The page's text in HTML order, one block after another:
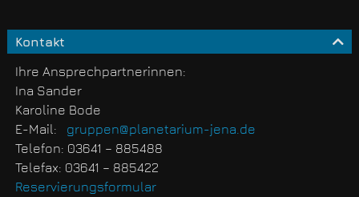
Kontakt
Ihre Ansprechpartnerinnen:
Ina Sander
Karoline Bode
E-Mail: gruppen@planetarium-jena.de
Telefon: 03641 – 885488
Telefax: 03641 – 885422
Reservierungsformular